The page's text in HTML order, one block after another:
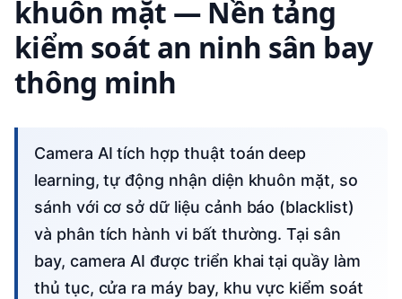
khuôn mặt — Nền tảng
kiểm soát an ninh sân bay
thông minh
Camera AI tích hợp thuật toán deep
learning, tự động nhận diện khuôn mặt, so
sánh với cơ sở dữ liệu cảnh báo (blacklist)
và phân tích hành vi bất thường. Tại sân
bay, camera AI được triển khai tại quầy làm
thủ tục, cửa ra máy bay, khu vực kiểm soát